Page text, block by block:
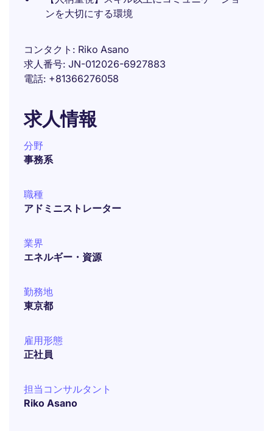
ンを大切にする環境
コンタクト
Riko Asano
求人番号 JN-012026-6927883
電話 +81366276058
求人情報
分野
事務系
職種
アドミニストレーター
業界
エネルギー・資源
勤務地
東京都
雇用形態
正社員
担当コンサルタント
Riko Asano